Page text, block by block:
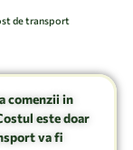
de transport
comenzii in
este doar
va fi